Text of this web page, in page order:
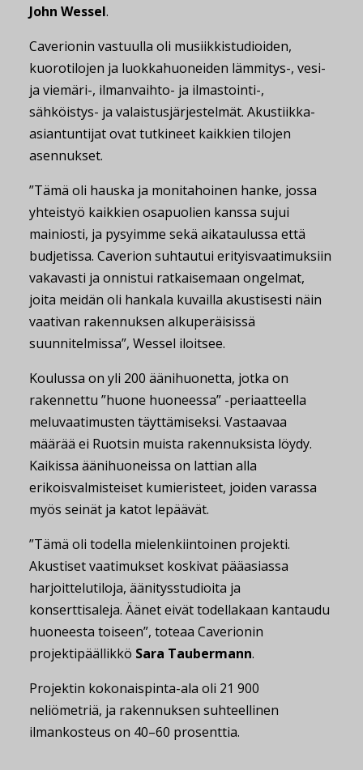
John Wessel.
Caverionin vastuulla oli musiikkistudioiden,
kuorotilojen ja luokkahuoneiden lämmitys-, vesi-
ja viemäri-, ilmanvaihto- ja ilmastointi-,
sähköistys- ja valaistusjärjestelmät. Akustiikka-
asiantuntijat ovat tutkineet kaikkien tilojen
asennukset.
”Tämä oli hauska ja monitahoinen hanke, jossa
yhteistyö kaikkien osapuolien kanssa sujui
mainiosti, ja pysyimme sekä aikataulussa että
budjetissa. Caverion suhtautui erityisvaatimuksiin
vakavasti ja onnistui ratkaisemaan ongelmat,
joita meidän oli hankala kuvailla akustisesti näin
vaativan rakennuksen alkuperäisissä
suunnitelmissa”, Wessel iloitsee.
Koulussa on yli 200 äänihuonetta, jotka on
rakennettu ”huone huoneessa” -periaatteella
meluvaatimusten täyttämiseksi. Vastaavaa
määrää ei Ruotsin muista rakennuksista löydy.
Kaikissa äänihuoneissa on lattian alla
erikoisvalmisteiset kumieristeet, joiden varassa
myös seinät ja katot lepäävät.
”Tämä oli todella mielenkiintoinen projekti.
Akustiset vaatimukset koskivat pääasiassa
harjoittelutiloja, äänitysstudioita ja
konserttisaleja. Äänet eivät todellakaan kantaudu
huoneesta toiseen”, toteaa Caverionin
projektipäällikkö Sara Taubermann.
Projektin kokonaispinta-ala oli 21 900
neliömetriä, ja rakennuksen suhteellinen
ilmankosteus on 40–60 prosenttia.